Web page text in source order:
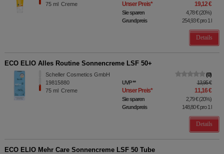
75 ml Creme Unser Preis* 19,12 €
Sie sparen 4,78 €(20%)
Grundpreis
254,93 €pro 1 l
Details
ECO ELIO Alles Routine Sonnencreme LSF 50+
Scheller Cosmetics GmbH
19815880
75 ml Creme
0
UVP** 13,95 €
Unser Preis* 11,16 €
Sie sparen 2,79 €(20%)
Grundpreis
148,80 €pro 1 l
Details
ECO ELIO Mehr Care Sonnencreme LSF 50 Tube